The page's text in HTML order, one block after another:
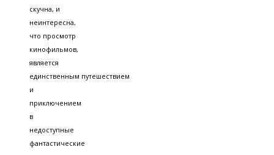
скучна, и
неинтересна,
что просмотр
кинофильмов,
является
единственным путешествием
и
приключением
в
недоступные
фантастические